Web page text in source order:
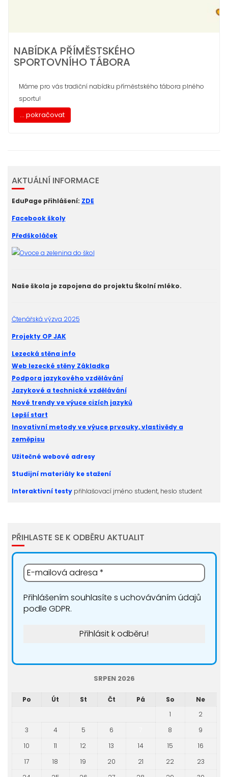
NABÍDKA PŘÍMĚSTSKÉHO
SPORTOVNÍHO TÁBORA
Máme pro vás tradiční nabídku příměstského tábora plného
sportu!
... pokračovat
AKTUÁLNÍ INFORMACE
EduPage přihlášení: ZDE
Facebook školy
Předškoláček
Naše škola je zapojena do projektu Školní mléko.
Čtenářská výzva 2025
Projekty OP JAK
Lezecká stěna info
Web lezecké stěny Základka
Podpora jazykového vzdělávání
Jazykové a technické vzdělávání
Nové trendy ve výuce cizích jazyků
Lepší start
Inovativní metody ve výuce prvouky, vlastivědy a
zeměpisu
Užitečné webové adresy
Studijní materiály ke stažení
Interaktivní testypřihlašovací jméno student, heslo student
PŘIHLASTE SE K ODBĚRU AKTUALIT
Přihlášením souhlasíte s uchováváním údajů
podle GDPR.
SRPEN 2026
Po Út St Čt Pá So
Ne
1
2
3
4 5 6 8
9
10
11 12 13 14 15
16
17
18 19 20 21 22
23